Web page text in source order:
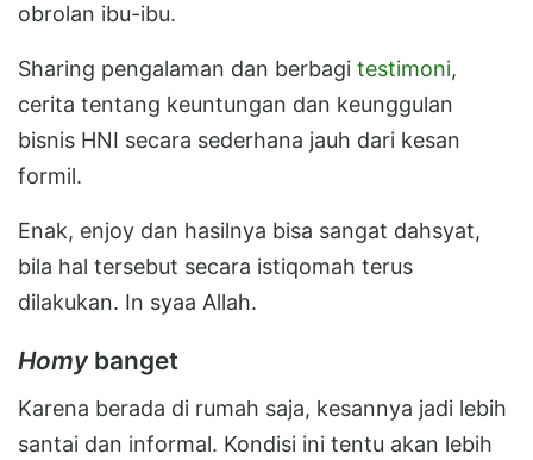
obrolan ibu-ibu.
Sharing pengalaman dan berbagi testimoni,
cerita tentang keuntungan dan keunggulan
bisnis HNI secara sederhana jauh dari kesan
formil.
Enak, enjoy dan hasilnya bisa sangat dahsyat,
bila hal tersebut secara istiqomah terus
dilakukan. In syaa Allah.
Homybanget
Karena berada di rumah saja, kesannya jadi lebih
santai dan informal. Kondisi ini tentu akan lebih